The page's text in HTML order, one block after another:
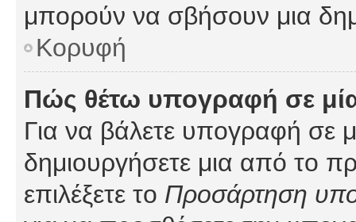
μπορούν να σβήσουν μια
Κορυφή
Πώς θέτω υπογραφή σε
Για να βάλετε υπογραφή σε
δημιουργήσετε μια από το
επιλέξετε το Προσάρτηση